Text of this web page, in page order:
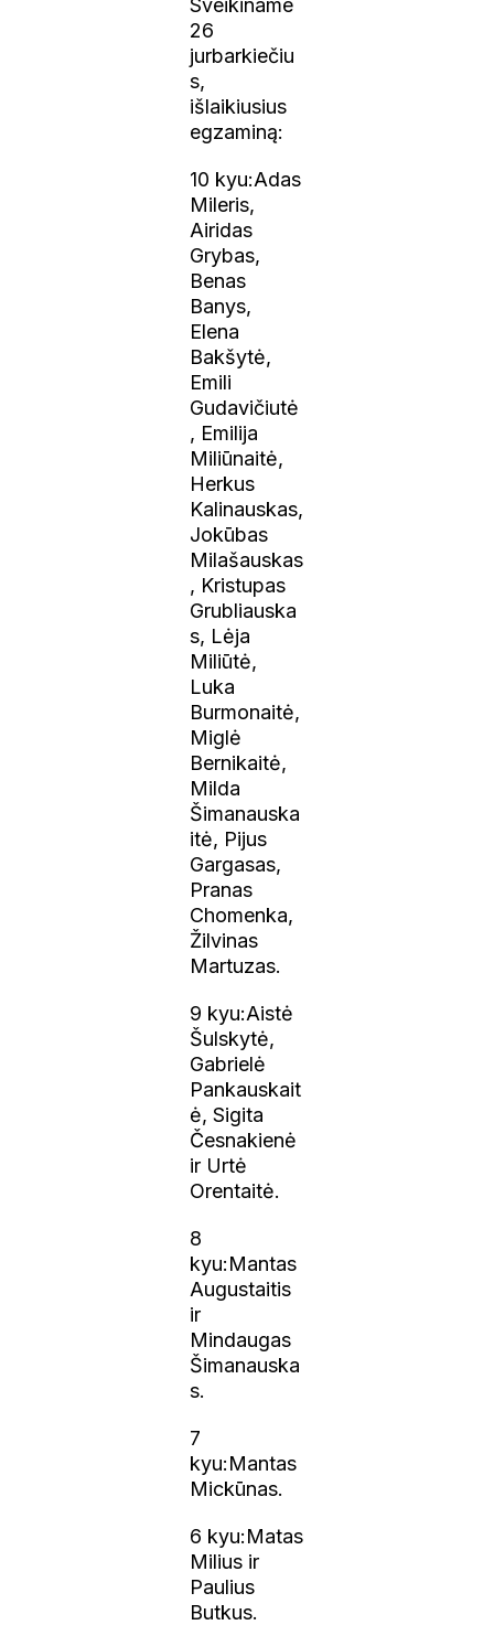
26
jurbarkiečiu
s,
išlaikiusius
egzaminą:
10 kyu:Adas
Mileris,
Airidas
Grybas,
Benas
Banys,
Elena
Bakšytė,
Emili
Gudavičiutė
, Emilija
Miliūnaitė,
Herkus
Kalinauskas,
Jokūbas
Milašauskas
, Kristupas
Grubliauska
s, Lėja
Miliūtė,
Luka
Burmonaitė,
Miglė
Bernikaitė,
Milda
Šimanauska
itė, Pijus
Gargasas,
Pranas
Chomenka,
Žilvinas
Martuzas.
9 kyu:Aistė
Šulskytė,
Gabrielė
Pankauskait
ė, Sigita
Česnakienė
ir Urtė
Orentaitė.
8
kyu:Mantas
Augustaitis
ir
Mindaugas
Šimanauska
s.
7
kyu:Mantas
Mickūnas.
6 kyu:Matas
Milius ir
Paulius
Butkus.